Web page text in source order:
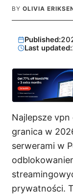
BY OLIVIA
Published:
Last updated:
Najlepsze
granica w
serwerami w
prywatności.